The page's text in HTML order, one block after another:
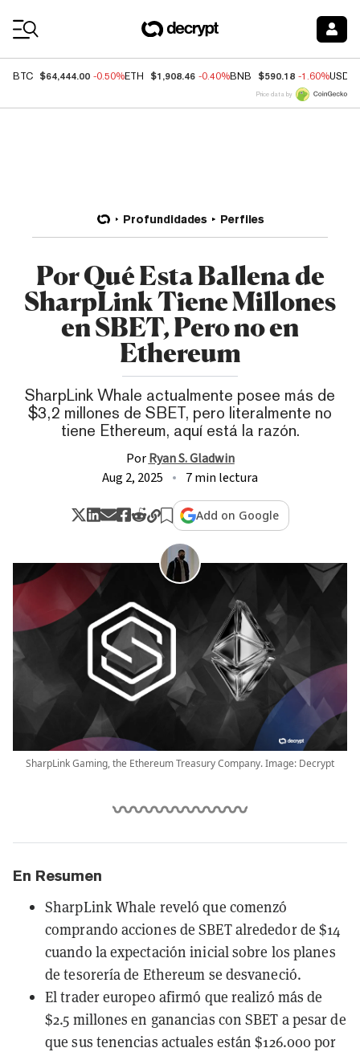
BTC $64,444.00 -0.50%ETH $1,908.46 -0.40%BNB $590.18 -1.60%USDC
Price data by
Profundidades Perfiles
Por Qué Esta Ballena de
SharpLink Tiene Millones
en SBET, Pero no en
Ethereum
SharpLink Whale actualmente posee más de
$3,2 millones de SBET, pero literalmente no
tiene Ethereum, aquí está la razón.
Por Ryan S. Gladwin
Aug 2, 2025
7 min lectura
Add on Google
SharpLink Gaming, the Ethereum Treasury Company. Image: Decrypt
En Resumen
SharpLink Whale reveló que comenzó
comprando acciones de SBET alrededor de $14
cuando la expectación inicial sobre los planes
de tesorería de Ethereum se desvaneció.
El trader europeo afirmó que realizó más de
$2.5 millones en ganancias con SBET a pesar de
que sus tenencias actuales están $126.000 por